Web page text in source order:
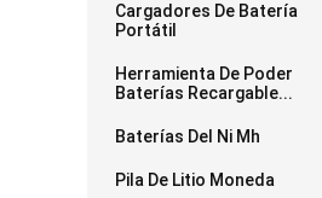
Cargadores De Batería
Portátil
Herramienta De Poder
Baterías Recargable...
Baterías Del Ni Mh
Pila De Litio Moneda